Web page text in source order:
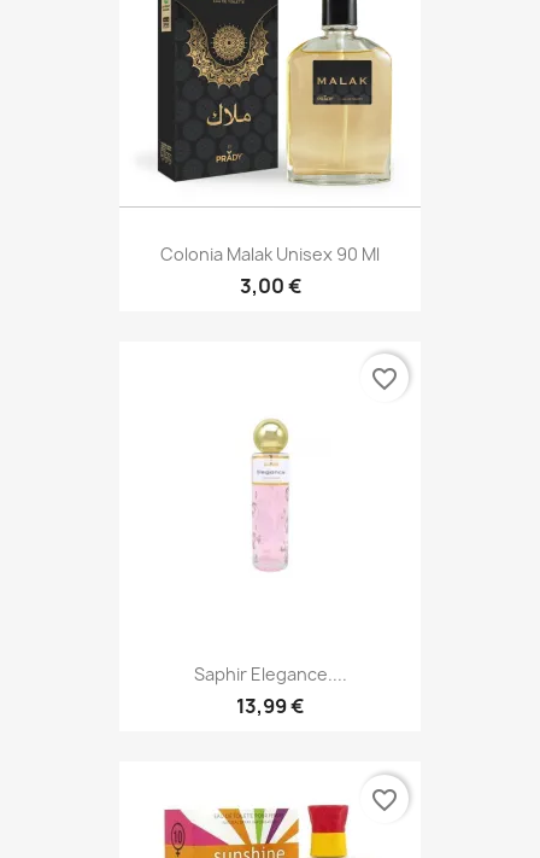
Colonia Malak Unisex 90 Ml
3,00 €
Saphir Elegance....
13,99 €
favorite_border
favorite_border